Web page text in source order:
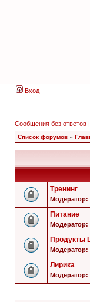
Вход
Сообщения без ответов |
Список форумов »
Тренинг
Модератор:
Питание
Модератор:
Продукты
Модератор:
Лирика
Модератор: